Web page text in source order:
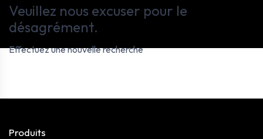
Veuillez nous excuser pour le
désagrément.
Effectuez une nouvelle recherche
Produits